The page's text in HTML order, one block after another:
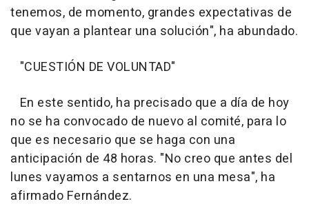
tenemos, de momento, grandes expectativas de
que vayan a plantear una solución", ha abundado.
"CUESTIÓN DE VOLUNTAD"
En este sentido, ha precisado que a día de hoy
no se ha convocado de nuevo al comité, para lo
que es necesario que se haga con una
anticipación de 48 horas. "No creo que antes del
lunes vayamos a sentarnos en una mesa", ha
afirmado Fernández.